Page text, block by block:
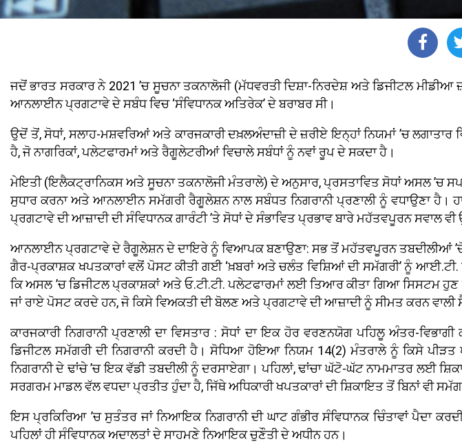
ਜਦੋਂ ਭਾਰਤ ਸਰਕਾਰ ਨੇ 2021 ’ਚ ਸੂਚਨਾ ਤਕਨਾਲੋਜੀ (ਮੱਧਵਰਤੀ ਦਿਸ਼ਾ-ਨਿਰਦੇਸ਼ ਅਤੇ ਡਿਜੀਟਲ ਮੀਡੀਆ
ਆਨਲਾਈਨ ਪ੍ਰਗਟਾਵੇ ਦੇ ਸਬੰਧ ਵਿਚ ‘ਸੰਵਿਧਾਨਕ ਅਤਿਰੇਕ’ ਦੇ ਬਰਾਬਰ ਸੀ।
ਉਦੋਂ ਤੋਂ, ਸੋਧਾਂ, ਸਲਾਹ-ਮਸ਼ਵਰਿਆਂ ਅਤੇ ਕਾਰਜਕਾਰੀ ਦਖ਼ਲਅੰਦਾਜ਼ੀ ਦੇ ਜ਼ਰੀਏ ਇਨ੍ਹਾਂ ਨਿਯਮਾਂ ’ਚ
ਹੈ, ਜੋ ਨਾਗਰਿਕਾਂ, ਪਲੇਟਫਾਰਮਾਂ ਅਤੇ ਰੈਗੂਲੇਟਰੀਆਂ ਵਿਚਾਲੇ ਸਬੰਧਾਂ ਨੂੰ ਨਵਾਂ ਰੂਪ ਦੇ ਸਕਦਾ ਹੈ।
ਮੇਇਤੀ (ਇਲੈਕਟ੍ਰਾਨਿਕਸ ਅਤੇ ਸੂਚਨਾ ਤਕਨਾਲੋਜੀ ਮੰਤਰਾਲੇ) ਦੇ ਅਨੁਸਾਰ, ਪ੍ਰਸਤਾਵਿਤ ਸੋਧਾਂ ਅਸਲ ’ਚ
ਸੁਧਾਰ ਕਰਨਾ ਅਤੇ ਆਨਲਾਈਨ ਸਮੱਗਰੀ ਰੈਗੂਲੇਸ਼ਨ ਨਾਲ ਸਬੰਧਤ ਨਿਗਰਾਨੀ ਪ੍ਰਣਾਲੀ ਨੂੰ ਵਧਾਉਣਾ ਹੈ।
ਪ੍ਰਗਟਾਵੇ ਦੀ ਆਜ਼ਾਦੀ ਦੀ ਸੰਵਿਧਾਨਕ ਗਾਰੰਟੀ ’ਤੇ ਸੋਧਾਂ ਦੇ ਸੰਭਾਵਿਤ ਪ੍ਰਭਾਵ ਬਾਰੇ ਮਹੱਤਵਪੂਰਨ ਸਵਾਲ
ਆਨਲਾਈਨ ਪ੍ਰਗਟਾਵੇ ਦੇ ਰੈਗੂਲੇਸ਼ਨ ਦੇ ਦਾਇਰੇ ਨੂੰ ਵਿਆਪਕ ਬਣਾਉਣਾ: ਸਭ ਤੋਂ ਮਹੱਤਵਪੂਰਨ ਤਬਦੀਲੀਆਂ
ਗੈਰ-ਪ੍ਰਕਾਸ਼ਕ ਖਪਤਕਾਰਾਂ ਵਲੋਂ ਪੋਸਟ ਕੀਤੀ ਗਈ ‘ਖ਼ਬਰਾਂ ਅਤੇ ਚਲੰਤ ਵਿਸ਼ਿਆਂ ਦੀ ਸਮੱਗਰੀ’ ਨੂੰ
ਕਿ ਅਸਲ ’ਚ ਡਿਜੀਟਲ ਪ੍ਰਕਾਸ਼ਕਾਂ ਅਤੇ ਓ.ਟੀ.ਟੀ. ਪਲੇਟਫਾਰਮਾਂ ਲਈ ਤਿਆਰ ਕੀਤਾ ਗਿਆ ਸਿਸਟਮ
ਜਾਂ ਰਾਏ ਪੋਸਟ ਕਰਦੇ ਹਨ, ਜੋ ਕਿਸੇ ਵਿਅਕਤੀ ਦੀ ਬੋਲਣ ਅਤੇ ਪ੍ਰਗਟਾਵੇ ਦੀ ਆਜ਼ਾਦੀ ਨੂੰ ਸੀਮਤ ਕਰਨ ਵਾਲੀ
ਕਾਰਜਕਾਰੀ ਨਿਗਰਾਨੀ ਪ੍ਰਣਾਲੀ ਦਾ ਵਿਸਤਾਰ : ਸੋਧਾਂ ਦਾ ਇਕ ਹੋਰ ਵਰਣਨਯੋਗ ਪਹਿਲੂ ਅੰਤਰ-
ਡਿਜੀਟਲ ਸਮੱਗਰੀ ਦੀ ਨਿਗਰਾਨੀ ਕਰਦੀ ਹੈ। ਸੋਧਿਆ ਹੋਇਆ ਨਿਯਮ 14(2) ਮੰਤਰਾਲੇ ਨੂੰ ਕਿਸੇ
ਨਿਗਰਾਨੀ ਦੇ ਢਾਂਚੇ ’ਚ ਇਕ ਵੱਡੀ ਤਬਦੀਲੀ ਨੂੰ ਦਰਸਾਏਗਾ। ਪਹਿਲਾਂ, ਢਾਂਚਾ ਘੱਟੋ-ਘੱਟ ਨਾਮਮਾਤਰ ਲਈ
ਸਰਗਰਮ ਮਾਡਲ ਵੱਲ ਵਧਦਾ ਪ੍ਰਤੀਤ ਹੁੰਦਾ ਹੈ, ਜਿੱਥੇ ਅਧਿਕਾਰੀ ਖਪਤਕਾਰਾਂ ਦੀ ਸ਼ਿਕਾਇਤ ਤੋਂ ਬਿਨਾਂ ਵੀ
ਇਸ ਪ੍ਰਕਿਰਿਆ ’ਚ ਸੁਤੰਤਰ ਜਾਂ ਨਿਆਇਕ ਨਿਗਰਾਨੀ ਦੀ ਘਾਟ ਗੰਭੀਰ ਸੰਵਿਧਾਨਕ ਚਿੰਤਾਵਾਂ
ਪਹਿਲਾਂ ਹੀ ਸੰਵਿਧਾਨਕ ਅਦਾਲਤਾਂ ਦੇ ਸਾਹਮਣੇ ਨਿਆਇਕ ਚੁਣੌਤੀ ਦੇ ਅਧੀਨ ਹਨ।